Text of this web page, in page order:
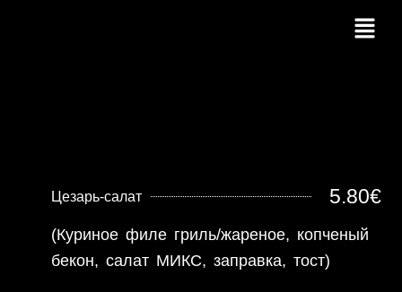
Цезарь-салат 5.80€
(Куриное филе гриль/жареное, копченый
бекон, салат МИКС, заправка, тост)